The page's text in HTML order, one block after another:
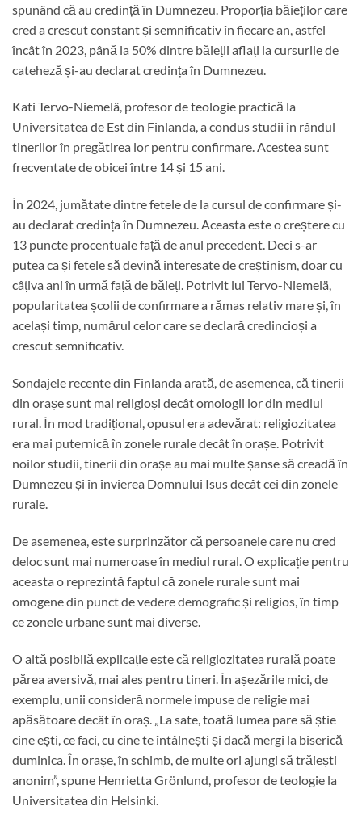
spunând că au credință în Dumnezeu. Proporția băieților care
cred a crescut constant și semnificativ în fiecare an, astfel
încât în ​​2023, până la 50% dintre băieții aflați la cursurile de
cateheză și-au declarat credința în Dumnezeu.
Kati Tervo-Niemelä, profesor de teologie practică la
Universitatea de Est din Finlanda, a condus studii în rândul
tinerilor în pregătirea lor pentru confirmare. Acestea sunt
frecventate de obicei între 14 și 15 ani.
În 2024, jumătate dintre fetele de la cursul de confirmare și-
au declarat credința în Dumnezeu. Aceasta este o creștere cu
13 puncte procentuale față de anul precedent. Deci s-ar
putea ca și fetele să devină interesate de creștinism, doar cu
câțiva ani în urmă față de băieți. Potrivit lui Tervo-Niemelä,
popularitatea școlii de confirmare a rămas relativ mare și, în
același timp, numărul celor care se declară credincioși a
crescut semnificativ.
Sondajele recente din Finlanda arată, de asemenea, că tinerii
din orașe sunt mai religioși decât omologii lor din mediul
rural. În mod tradițional, opusul era adevărat: religiozitatea
era mai puternică în zonele rurale decât în ​​orașe. Potrivit
noilor studii, tinerii din orașe au mai multe șanse să creadă în
Dumnezeu și în învierea Domnului Isus decât cei din zonele
rurale.
De asemenea, este surprinzător că persoanele care nu cred
deloc sunt mai numeroase în mediul rural. O explicație pentru
aceasta o reprezintă faptul că zonele rurale sunt mai
omogene din punct de vedere demografic și religios, în timp
ce zonele urbane sunt mai diverse.
O altă posibilă explicație este că religiozitatea rurală poate
părea aversivă, mai ales pentru tineri. În așezările mici, de
exemplu, unii consideră normele impuse de religie mai
apăsătoare decât în ​​oraș. „La sate, toată lumea pare să știe
cine ești, ce faci, cu cine te întâlnești și dacă mergi la biserică
duminica. În orașe, în schimb, de multe ori ajungi să trăiești
anonim”, spune Henrietta Grönlund, profesor de teologie la
Universitatea din Helsinki.